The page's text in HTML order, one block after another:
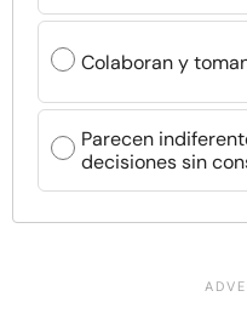
Colaboran y
Parecen
decisiones sin